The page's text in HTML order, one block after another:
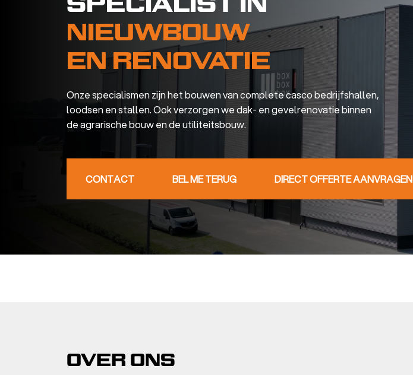
NIEUWBOUW
EN RENOVATIE
Onze specialismen zijn het bouwen van complete casco bedrijfshallen,
loodsen en stallen. Ook verzorgen we dak- en gevelrenovatie binnen
de agrarische bouw en de utiliteitsbouw.
CONTACT BEL ME TERUG DIRECT OFFERTE AANVRAGEN
OVER ONS